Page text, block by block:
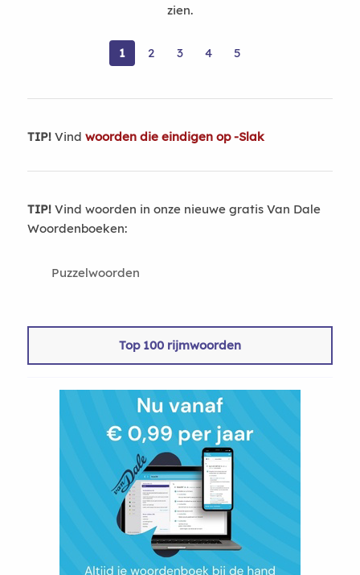
zien.
1 2 3 4 5
TIP!Vind woorden die eindigen op -Slak
TIP!Vind woorden in onze nieuwe gratis Van Dale
Woordenboeken:
Puzzelwoorden
Top 100 rijmwoorden